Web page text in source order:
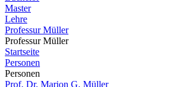
Master
Lehre
Professur Müller
Professur Müller
Startseite
Personen
Personen
Prof. Dr. Marion G. Müller